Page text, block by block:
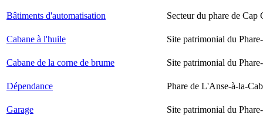
Bâtiments d'automatisation Secteur du phare de Cap
Cabane à l'huile Site patrimonial du
Cabane de la corne de brume Site patrimonial du
Dépendance Phare de L'Anse-à-la-
Garage Site patrimonial du